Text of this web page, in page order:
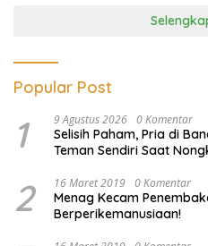
Popular Post
1 9 Agustus 2026 0 Komentar
Selisih Paham, Pria di
Teman Sendiri Saat
2 16 Maret 2019 0 Komentar
Menag Kecam
Berperikemanusiaan!